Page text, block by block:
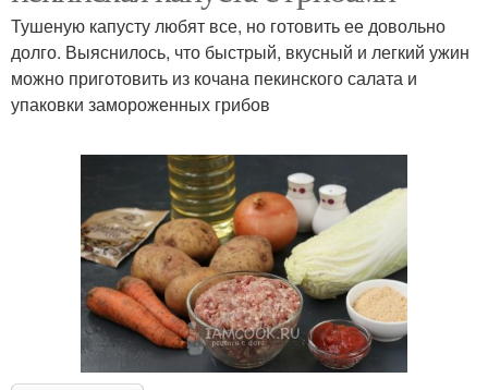
Тушеную капусту любят все, но готовить ее довольно
долго. Выяснилось, что быстрый, вкусный и легкий ужин
можно приготовить из кочана пекинского салата и
упаковки замороженных грибов